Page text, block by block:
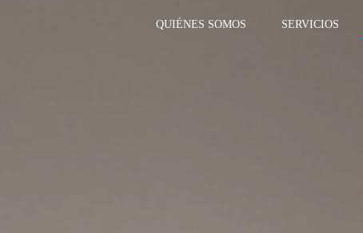
QUIÉNES SOMOS SERVICIOS